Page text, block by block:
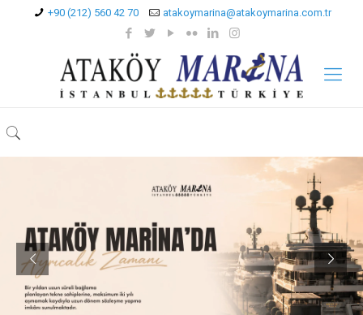
+90 (212) 560 42 70 atakoymarina@atakoymarina.com.tr